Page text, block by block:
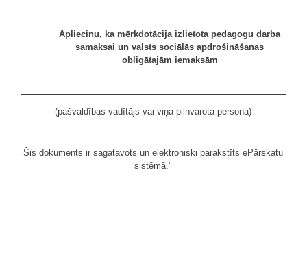
Apliecinu, ka mērķdotācija izlietota pedagogu darba
samaksai un valsts sociālās apdrošināšanas
obligātajām iemaksām
(pašvaldības vadītājs vai viņa pilnvarota persona)
Šis dokuments ir sagatavots un elektroniski parakstīts ePārskatu
sistēmā."